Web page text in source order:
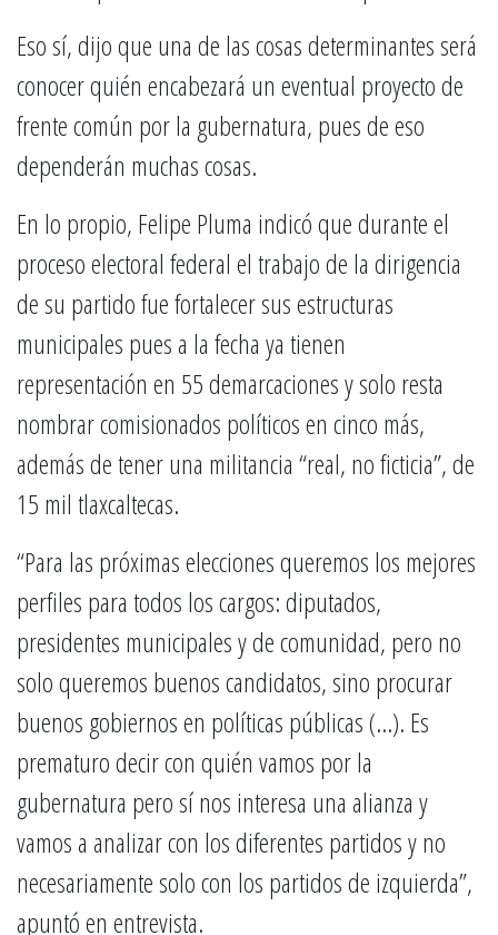
Eso sí, dijo que una de las cosas determinantes será
conocer quién encabezará un eventual proyecto de
frente común por la gubernatura, pues de eso
dependerán muchas cosas.
En lo propio, Felipe Pluma indicó que durante el
proceso electoral federal el trabajo de la dirigencia
de su partido fue fortalecer sus estructuras
municipales pues a la fecha ya tienen
representación en 55 demarcaciones y solo resta
nombrar comisionados políticos en cinco más,
además de tener una militancia “real, no ficticia”, de
15 mil tlaxcaltecas.
“Para las próximas elecciones queremos los mejores
perfiles para todos los cargos: diputados,
presidentes municipales y de comunidad, pero no
solo queremos buenos candidatos, sino procurar
buenos gobiernos en políticas públicas (…). Es
prematuro decir con quién vamos por la
gubernatura pero sí nos interesa una alianza y
vamos a analizar con los diferentes partidos y no
necesariamente solo con los partidos de izquierda”,
apuntó en entrevista.